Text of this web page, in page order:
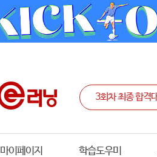
마이페이지 학습도우미